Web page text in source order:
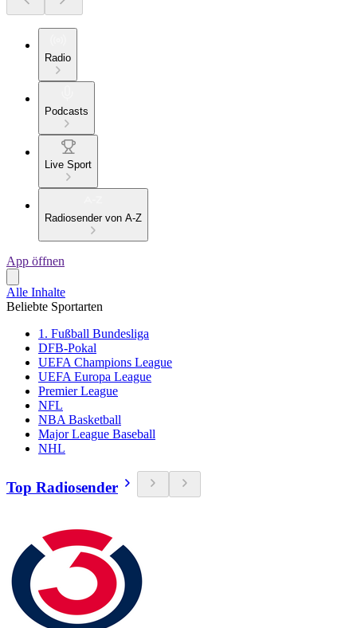
Radio
Podcasts
Live Sport
Radiosender von A-Z
App öffnen
Alle Inhalte
Beliebte Sportarten
1. Fußball Bundesliga
DFB-Pokal
UEFA Champions League
UEFA Europa League
Premier League
NFL
NBA Basketball
Major League Baseball
NHL
Top Radiosender